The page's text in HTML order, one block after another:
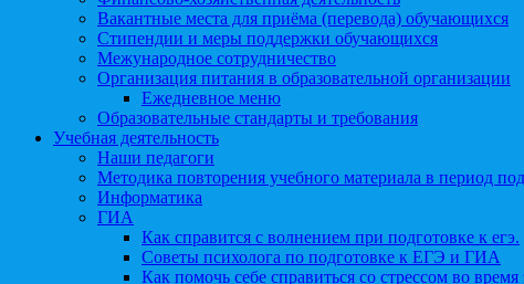
Вакантные места для приёма (перевода) обучающихся
Стипендии и меры поддержки обучающихся
Межународное сотрудничество
Организация питания в образовательной организации
Ежедневное меню
Образовательные стандарты и требования
Учебная деятельность
Наши педагоги
Методика повторения учебного материала в период
Информатика
ГИА
Как справится с волнением при подготовке к егэ.
Советы психолога по подготовке к ЕГЭ и ГИА
Как помочь себе справиться со стрессом во время